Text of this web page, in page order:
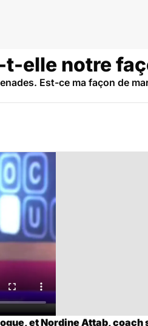
elle notre
Est-ce ma façon de
et Nordine Attab, coach